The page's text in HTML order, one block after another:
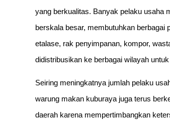
yang berkualitas. Banyak pelaku usaha
berskala besar, membutuhkan berbagai
etalase, rak penyimpanan, kompor,
didistribusikan ke berbagai wilayah
Seiring meningkatnya jumlah pelaku
warung makan kuburaya juga terus
daerah karena mempertimbangkan